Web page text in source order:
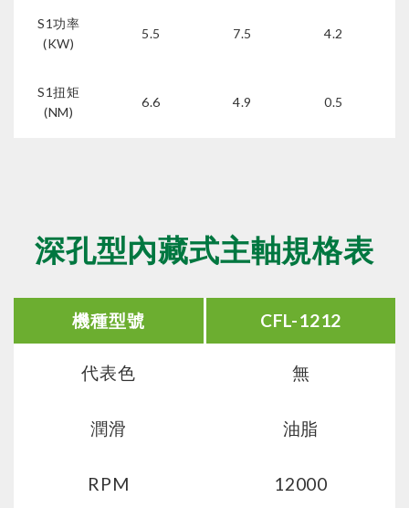
S1功率
(KW)
5.5 7.5 4.2
S1扭矩
(NM)
6.6 4.9 0.5
深孔型內藏式主軸規格表
機種型號 CFL-1212
代表色 無
潤滑 油脂
RPM 12000